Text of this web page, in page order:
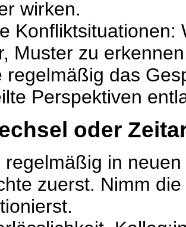
wirken.
Konfliktsituationen:
Muster zu
regelmäßig das
Perspektiven
oder
regelmäßig in
zuerst. Nimm